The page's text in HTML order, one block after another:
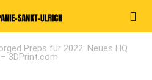
Preps für 2022: Neues HQ
3DPrint.com